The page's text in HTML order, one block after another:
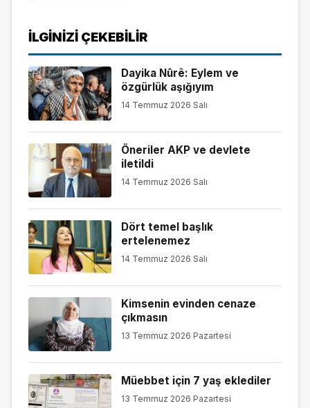
İLGINIZI ÇEKEBILIR
Dayika Nûrê: Eylem ve
özgürlük aşığıyım
14 Temmuz 2026 Salı
Öneriler AKP ve devlete
iletildi
14 Temmuz 2026 Salı
Dört temel başlık
ertelenemez
14 Temmuz 2026 Salı
Kimsenin evinden cenaze
çıkmasın
13 Temmuz 2026 Pazartesi
Müebbet için 7 yaş eklediler
13 Temmuz 2026 Pazartesi